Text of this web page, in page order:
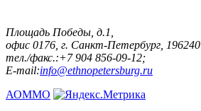
Площадь Победы, д.1,
офис 0176, г. Санкт-Петербург, 196240
тел./факс.:+7 904 856-09-12;
E-mail:info@ethnopetersburg.ru
АОММО